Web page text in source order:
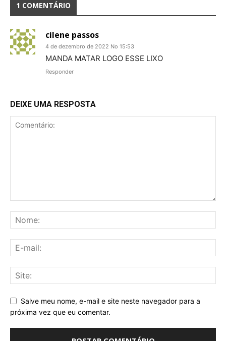
1 COMENTÁRIO
cilene passos
4 de dezembro de 2022 No 15:53
MANDA MATAR LOGO ESSE LIXO
Responder
DEIXE UMA RESPOSTA
Salve meu nome, e-mail e site neste navegador para a
próxima vez que eu comentar.